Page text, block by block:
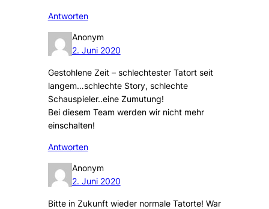
Antworten
Anonym
2. Juni 2020
Gestohlene Zeit – schlechtester Tatort seit
langem…schlechte Story, schlechte
Schauspieler..eine Zumutung!
Bei diesem Team werden wir nicht mehr
einschalten!
Antworten
Anonym
2. Juni 2020
Bitte in Zukunft wieder normale Tatorte! War